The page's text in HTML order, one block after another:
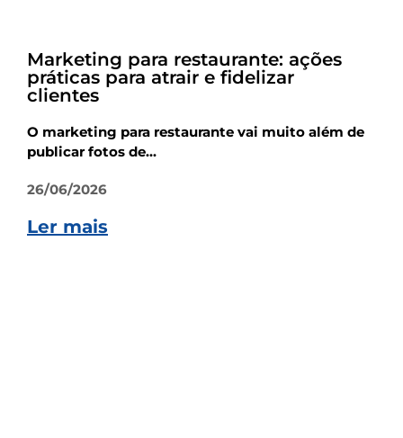
Marketing para restaurante: ações
práticas para atrair e fidelizar
clientes
O marketing para restaurante vai muito além de
publicar fotos de...
26/06/2026
Ler mais